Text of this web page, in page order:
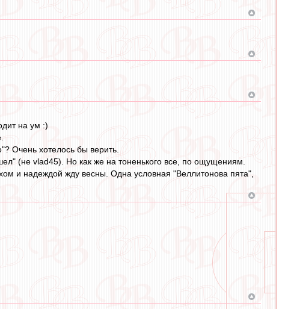
на ум :)
Очень хотелось бы верить.
(не vlad45). Но как же на тоненького все, по ощущениям.
и надеждой жду весны. Одна условная "Веллитонова пята",